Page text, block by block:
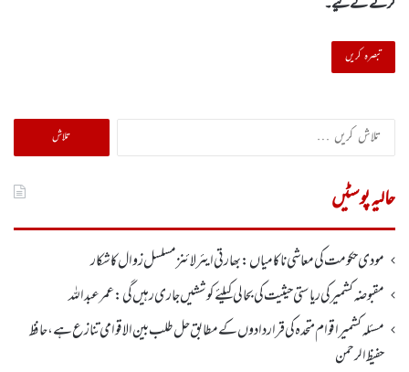
تلاش
کریں
حالیہ پوسٹیں
مودی حکومت کی معاشی ناکامیاں: بھارتی ایئرلائنز مسلسل زوال کا شکار
مقبوضہ کشمیر کی ریاستی حیثیت کی بحالی کیلئے کوششیں جاری رہیں گی: عمر عبداللہ
مسئلہ کشمیر اقوام متحدہ کی قراردادوں کے مطابق حل طلب بین الاقوامی تنازع ہے، حافظ
حفیظ الرحمن